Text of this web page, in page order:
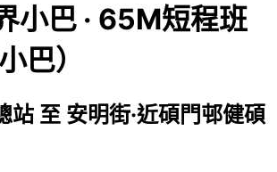
小巴 · 65M短程班
巴）
站 至 安明街·近碩門邨健碩